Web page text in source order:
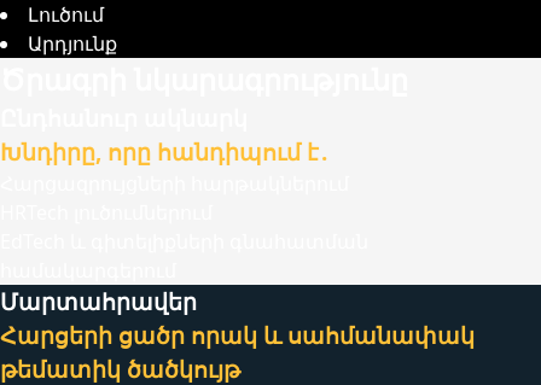
Լուծում
Արդյունք
Խնդիրը, որը հանդիպում է․
Մարտահրավեր
Հարցերի ցածր որակ և սահմանափակ
թեմատիկ ծածկույթ